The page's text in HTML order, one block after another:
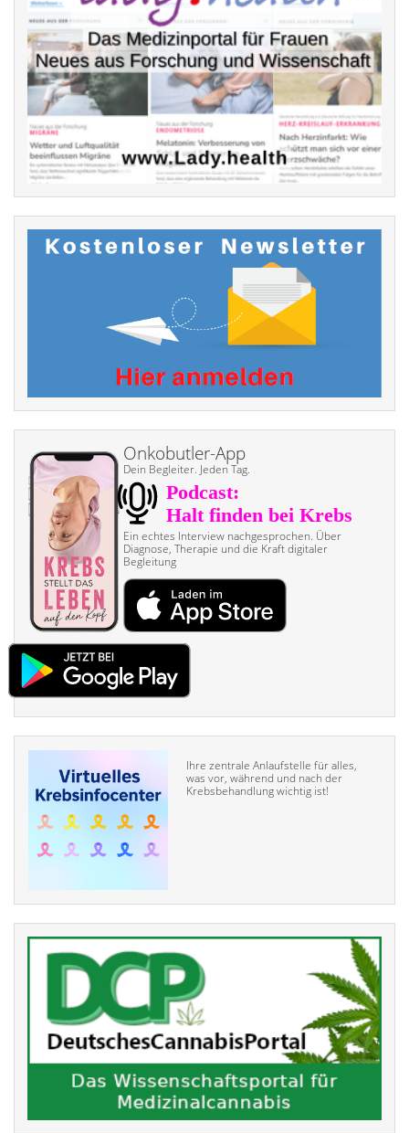
Onkobutler-App
Dein Begleiter. Jeden Tag.
Ein echtes Interview nach­gesprochen. Über
Diagnose, Therapie und die Kraft digitaler
Begleitung
Ihre zentrale Anlaufstelle für alles,
was vor, während und nach der
Krebsbehandlung wichtig ist!